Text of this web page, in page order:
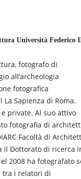
Università Federico
fotografo di
all’archeologia
fotografica
Sapienza di Roma.
private. Al suo attivo
fotografia di
Facoltà di
il Dottorato di ricerca
2008 ha fotografato
tra i relatori di